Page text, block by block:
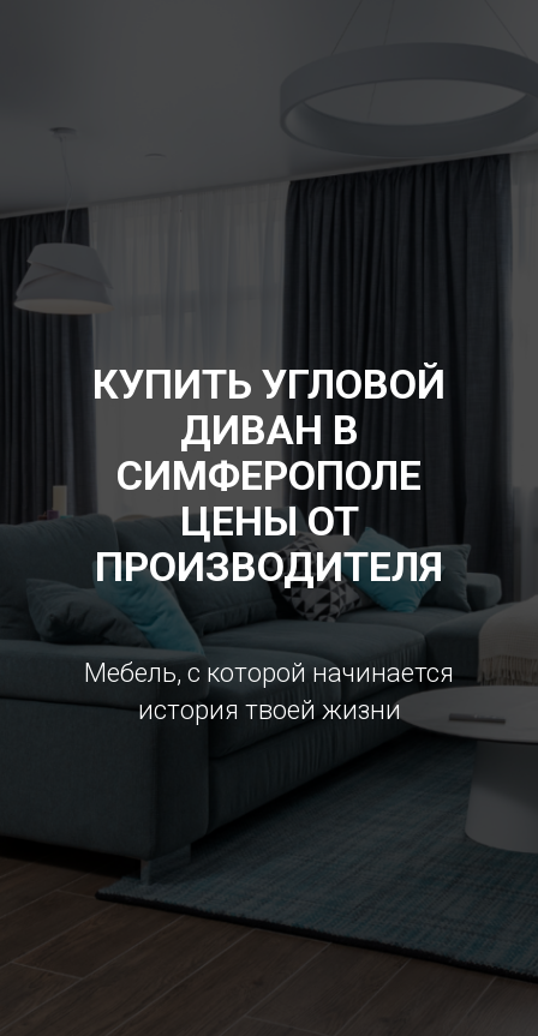
КУПИТЬ УГЛОВОЙ
ДИВАН В
СИМФЕРОПОЛЕ
ЦЕНЫ ОТ
ПРОИЗВОДИТЕЛЯ
Мебель, с которой начинается
история твоей жизни